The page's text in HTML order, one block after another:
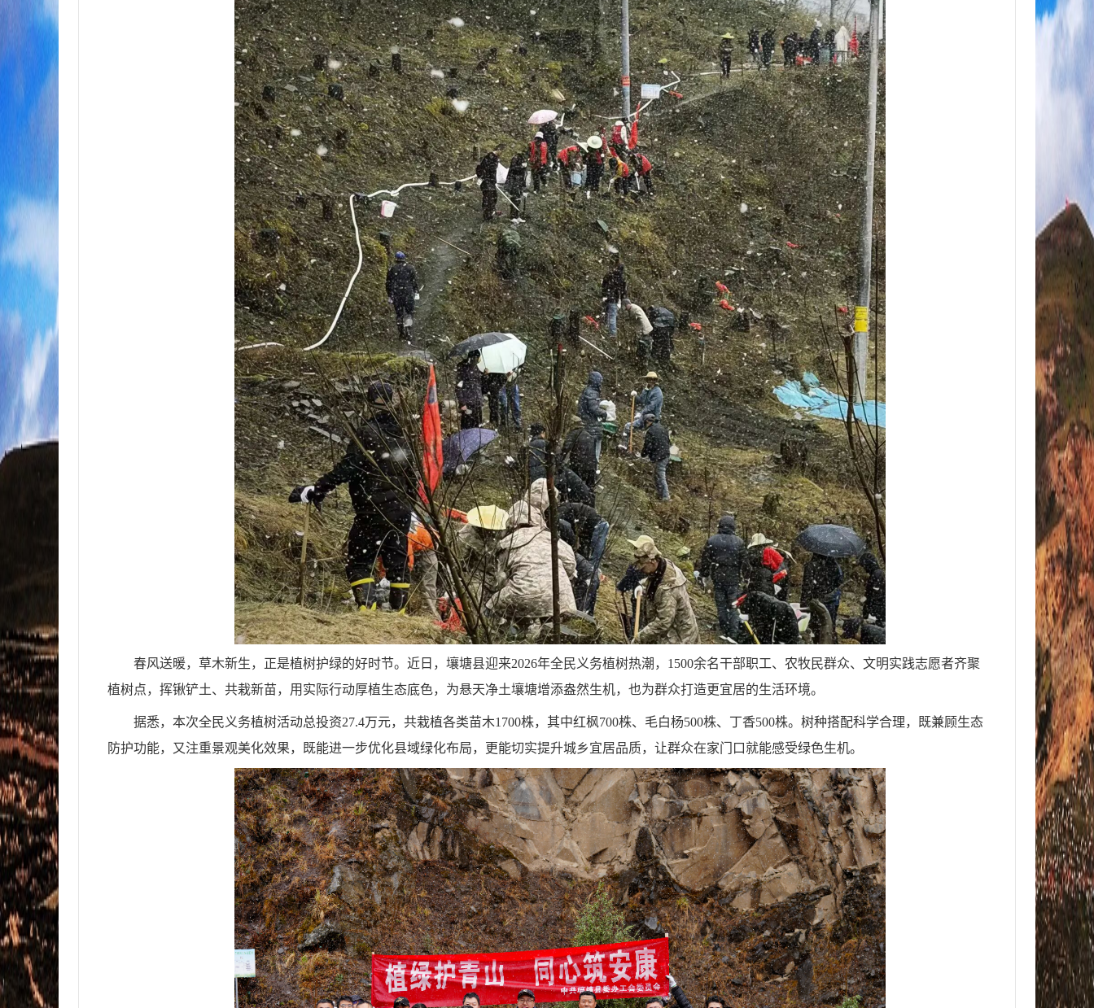
春风送暖，草木新生，正是植树护绿的好时节。近日，壤塘县迎来2026年全民义务植树热潮，1500余名干部职工、农牧民群众、文明实践志愿者齐聚
植树点，挥锹铲土、共栽新苗，用实际行动厚植生态底色，为悬天净土壤塘增添盎然生机，也为群众打造更宜居的生活环境。
据悉，本次全民义务植树活动总投资27.4万元，共栽植各类苗木1700株，其中红枫700株、毛白杨500株、丁香500株。树种搭配科学合理，既兼顾生态
防护功能，又注重景观美化效果，既能进一步优化县域绿化布局，更能切实提升城乡宜居品质，让群众在家门口就能感受绿色生机。